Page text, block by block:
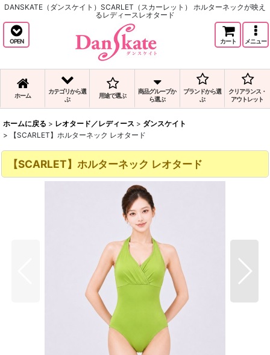
DANSKATE（ダンスケイト）SCARLET（スカーレット） ホルターネックが映え
るレディースレオタード
OPEN カート メニュー
ホーム
カテゴリから選
ぶ
用途で選ぶ
商品グループか
ら選ぶ
ブランドから選
ぶ
クリアランス・
アウトレット
ホームに戻る > レオタード／レディース > ダンスケイト
>
【SCARLET】ホルターネック レオタード
【SCARLET】ホルターネック レオタード